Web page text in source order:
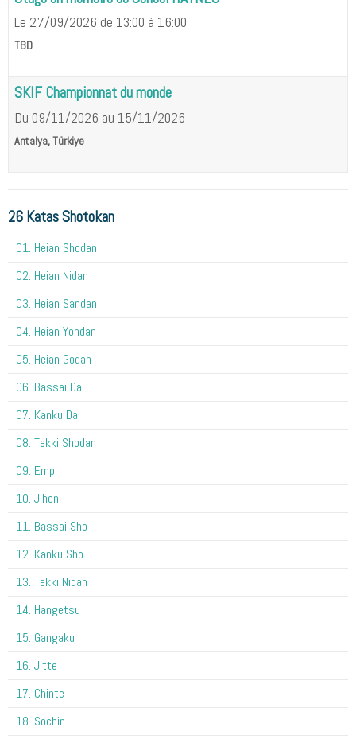
Le 27/09/2026 de 13:00 à 16:00
TBD
SKIF Championnat du monde
Du 09/11/2026 au 15/11/2026
Antalya, Türkiye
26 Katas Shotokan
01. Heian Shodan
02. Heian Nidan
03. Heian Sandan
04. Heian Yondan
05. Heian Godan
06. Bassai Dai
07. Kanku Dai
08. Tekki Shodan
09. Empi
10. Jihon
11. Bassai Sho
12. Kanku Sho
13. Tekki Nidan
14. Hangetsu
15. Gangaku
16. Jitte
17. Chinte
18. Sochin